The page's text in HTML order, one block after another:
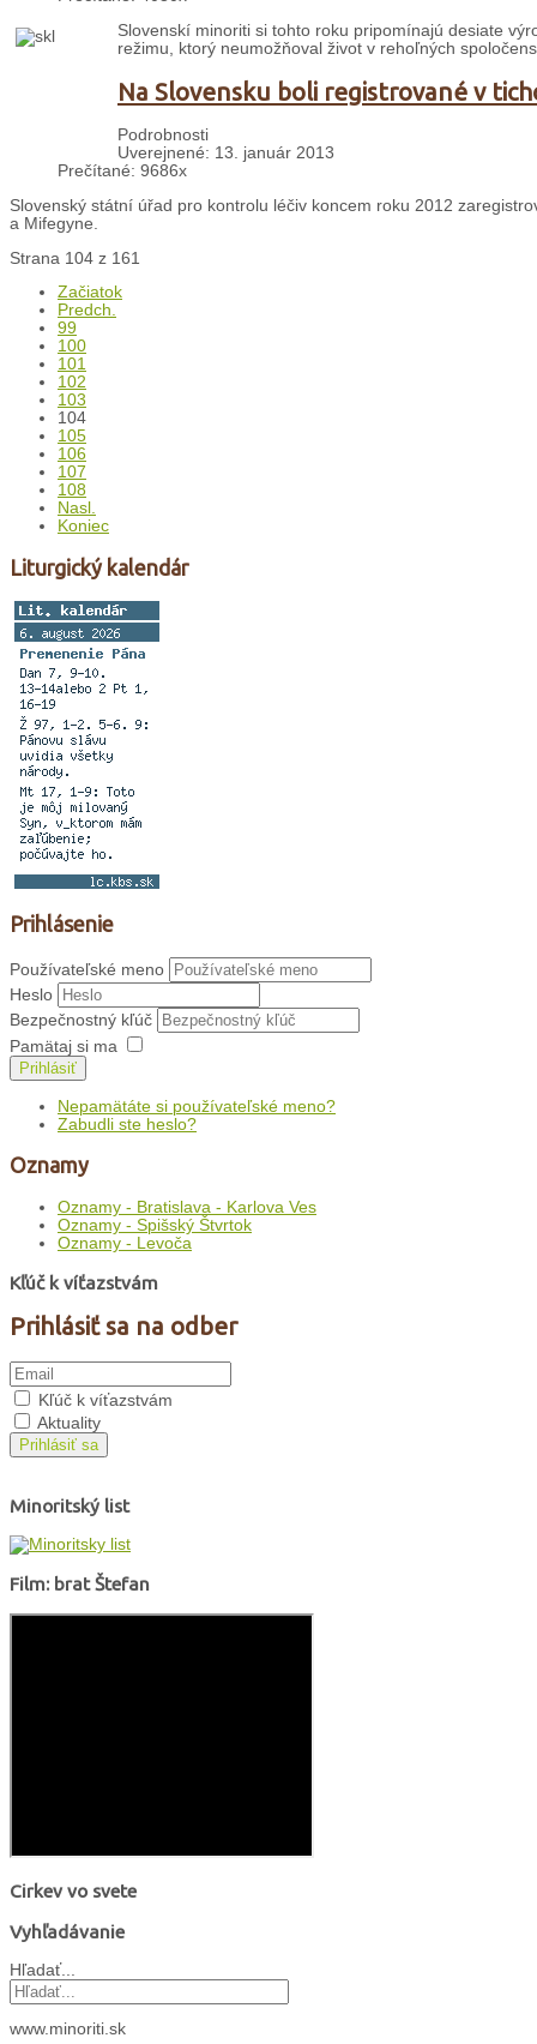
Slovenskí minoriti si tohto roku pripomínajú desiate
režimu, ktorý neumožňoval život v rehoľných
Na Slovensku boli registrované v
Podrobnosti
Uverejnené: 13. január 2013
Prečítané: 9686x
Slovenský státní úřad pro kontrolu léčiv koncem roku 2012
a Mifegyne.
Strana 104 z 161
Začiatok
Predch.
99
100
101
102
103
104
105
106
107
108
Nasl.
Koniec
Liturgický kalendár
Prihlásenie
Používateľské meno
Heslo
Bezpečnostný kľúč
Pamätaj si ma
Prihlásiť
Nepamätáte si používateľské meno?
Zabudli ste heslo?
Oznamy
Oznamy - Bratislava - Karlova Ves
Oznamy - Spišský Štvrtok
Oznamy - Levoča
Kľúč k víťazstvám
Prihlásiť sa na odber
Kľúč k víťazstvám
Aktuality
Prihlásiť sa
Minoritský list
Film: brat Štefan
Cirkev vo svete
Vyhľadávanie
Hľadať...
www.minoriti.sk